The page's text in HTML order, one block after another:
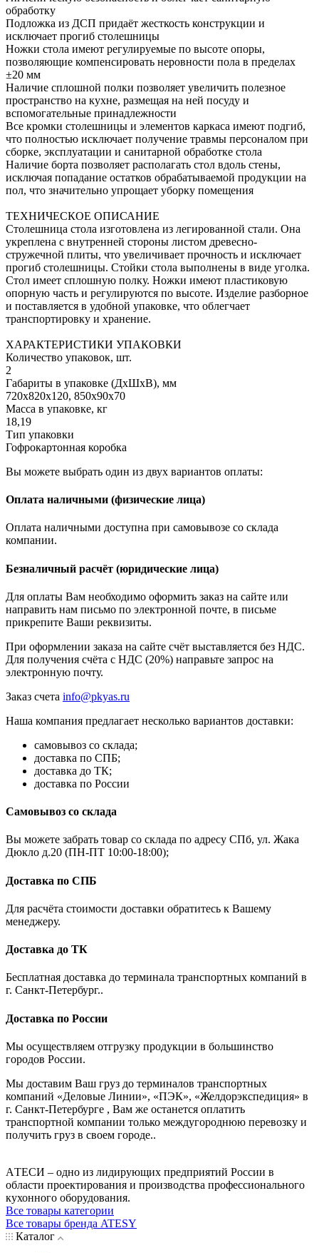
обработку
Подложка из ДСП придаёт жесткость конструкции и
исключает прогиб столешницы
Ножки стола имеют регулируемые по высоте опоры,
позволяющие компенсировать неровности пола в пределах
±20 мм
Наличие сплошной полки позволяет увеличить полезное
пространство на кухне, размещая на ней посуду и
вспомогательные принадлежности
Все кромки столешницы и элементов каркаса имеют подгиб,
что полностью исключает получение травмы персоналом при
сборке, эксплуатации и санитарной обработке стола
Наличие борта позволяет располагать стол вдоль стены,
исключая попадание остатков обрабатываемой продукции на
пол, что значительно упрощает уборку помещения
ТЕХНИЧЕСКОЕ ОПИСАНИЕ
Столешница стола изготовлена из легированной стали. Она
укреплена с внутренней стороны листом древесно-
стружечной плиты, что увеличивает прочность и исключает
прогиб столешницы. Стойки стола выполнены в виде уголка.
Стол имеет сплошную полку. Ножки имеют пластиковую
опорную часть и регулируются по высоте. Изделие разборное
и поставляется в удобной упаковке, что облегчает
транспортировку и хранение.
ХАРАКТЕРИСТИКИ УПАКОВКИ
Количество упаковок, шт.
2
Габариты в упаковке (ДхШхВ), мм
720х820х120, 850х90х70
Масса в упаковке, кг
18,19
Тип упаковки
Гофрокартонная коробка
Вы можете выбрать один из двух вариантов оплаты:
Оплата наличными (физические лица)
Оплата наличными доступна при самовывозе со склада
компании.
Безналичный расчёт (юридические лица)
Для оплаты Вам необходимо оформить заказ на сайте или
направить нам письмо по электронной почте, в письме
прикрепите Ваши реквизиты.
При оформлении заказа на сайте счёт выставляется без НДС.
Для получения счёта с НДС (20%) направьте запрос на
электронную почту.
Заказ счета info@pkyas.ru
Наша компания предлагает несколько вариантов доставки:
самовывоз со склада;
доставка по СПБ;
доставка до ТК;
доставка по России
Самовывоз со склада
Вы можете забрать товар со склада по адресу СПб, ул. Жака
Дюкло д.20 (ПН-ПТ 10:00-18:00);
Доставка по СПБ
Для расчёта стоимости доставки обратитесь к Вашему
менеджеру.
Доставка до ТК
Бесплатная доставка до терминала транспортных компаний в
г. Санкт-Петербург..
Доставка по России
Мы осуществляем отгрузку продукции в большинство
городов России.
Мы доставим Ваш груз до терминалов транспортных
компаний «Деловые Линии», «ПЭК», «Желдорэкспедиция» в
г. Санкт-Петербурге , Вам же останется оплатить
транспортной компании только междугороднюю перевозку и
получить груз в своем городе..
AТЕСИ – одно из лидирующих предприятий России в
области проектирования и производства профессионального
кухонного оборудования.
Все товары категории
Все товары бренда ATESY
Каталог